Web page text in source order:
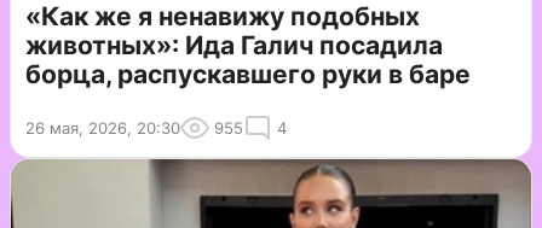
«Как же я ненавижу подобных
животных»: Ида Галич посадила
борца, распускавшего руки в баре
26 мая, 2026, 20:30 955 4